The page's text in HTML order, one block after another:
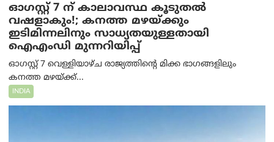
ഓഗസ്റ്റ് 7 ന് കാലാവസ്ഥ കൂടുതൽ
വഷളാകും!; കനത്ത മഴയ്ക്കും
ഇടിമിന്നലിനും സാധ്യതയുള്ളതായി
ഐഎംഡി മുന്നറിയിപ്പ്
ഓഗസ്റ്റ് 7 വെള്ളിയാഴ്ച രാജ്യത്തിന്റെ മിക്ക ഭാഗങ്ങളിലും
കനത്ത മഴയ്ക്ക്...
INDIA